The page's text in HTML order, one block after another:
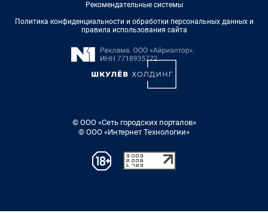
Рекомендательные системы
Политика конфиденциальности и обработки персональных данных и
правила использования сайта
© ООО «Сеть городских порталов»
© ООО «Интернет Технологии»